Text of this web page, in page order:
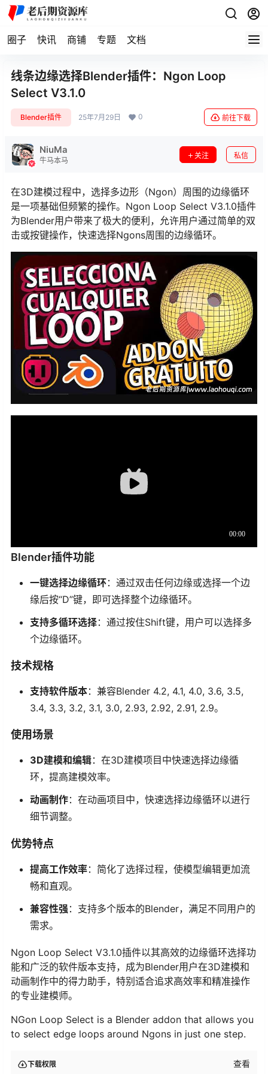
圈子 快讯 商铺 专题 文档
线条边缘选择Blender插件：Ngon Loop
Select V3.1.0
Blender插件 25年7月29日 0 前往下载
NiuMa
牛马本马
关注 私信
在3D建模过程中，选择多边形（Ngon）周围的边缘循环
是一项基础但频繁的操作。Ngon Loop Select V3.1.0插件
为Blender用户带来了极大的便利，允许用户通过简单的双
击或按键操作，快速选择Ngons周围的边缘循环。
Blender插件功能
一键选择边缘循环：通过双击任何边缘或选择一个边
缘后按“D”键，即可选择整个边缘循环。
支持多循环选择：通过按住Shift键，用户可以选择多
个边缘循环。
技术规格
支持软件版本：兼容Blender 4.2, 4.1, 4.0, 3.6, 3.5,
3.4, 3.3, 3.2, 3.1, 3.0, 2.93, 2.92, 2.91, 2.9。
使用场景
3D建模和编辑：在3D建模项目中快速选择边缘循
环，提高建模效率。
动画制作：在动画项目中，快速选择边缘循环以进行
细节调整。
优势特点
提高工作效率：简化了选择过程，使模型编辑更加流
畅和直观。
兼容性强 ：支持多个版本的Blender，满足不同用户的
需求。
Ngon Loop Select V3.1.0插件以其高效的边缘循环选择功
能和广泛的软件版本支持，成为Blender用户在3D建模和
动画制作中的得力助手，特别适合追求高效率和精准操作
的专业建模师。
NGon Loop Select is a Blender addon that allows you
to select edge loops around Ngons in just one step.
下载权限 查看